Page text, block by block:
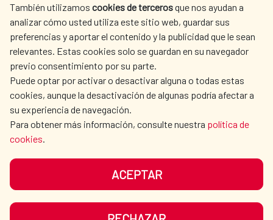
También utilizamos cookies de tercerosque nos ayudan a
analizar cómo usted utiliza este sitio web, guardar sus
preferencias y aportar el contenido y la publicidad que le sean
relevantes. Estas cookies solo se guardan en su navegador
previo consentimiento por su parte.
Puede optar por activar o desactivar alguna o todas estas
cookies, aunque la desactivación de algunas podría afectar a
su experiencia de navegación.
Para obtener más información, consulte nuestra política de
cookies.
ACEPTAR
CULTURE AND SCIENCE LIBRARY
OUR SOCIAL MEDIA
DATA PROTECTION
COOKIE POLICY
BROWSING GUIDE